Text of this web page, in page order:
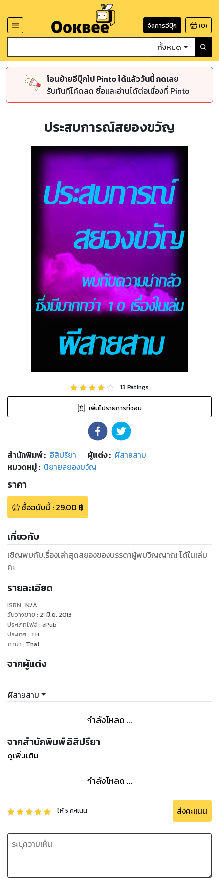
จัดการอีบุ๊ก (0)
ทั้งหมด
โอนย้ายอีบุ๊กไป Pinto ได้แล้ววันนี้ กดเลย
รับทันทีโค้ดลด ซื้อและอ่านได้ต่อเนื่องที่ Pinto
ประสบการณ์สยองขวัญ
13 Ratings
เพิ่มไปรายการที่ชอบ
สำนักพิมพ์: อิสิปรียา ผู้แต่ง : ผีสายสาม
หมวดหมู่: นิยายสยองขวัญ
ราคา
ซื้อฉบับนี้: 29.00 ฿
เกี่ยวกับ
เชิญพบกับเรื่องเล่าสุดสยองของบรรดาผู้พบวิญญาณ ได้ในเล่ม
คะ
รายละเอียด
ISBN : N/A
วันวางขาย : 21 มิ.ย. 2013
ประเภทไฟล์: ePub
ประเทศ: TH
ภาษา : Thai
จากผู้แต่ง
ผีสายสาม
กำลังโหลด ...
จากสำนักพิมพ์ อิสิปรียา
ดูเพิ่มเติม
กำลังโหลด ...
ให้5 คะแนน ส่งคะแนน